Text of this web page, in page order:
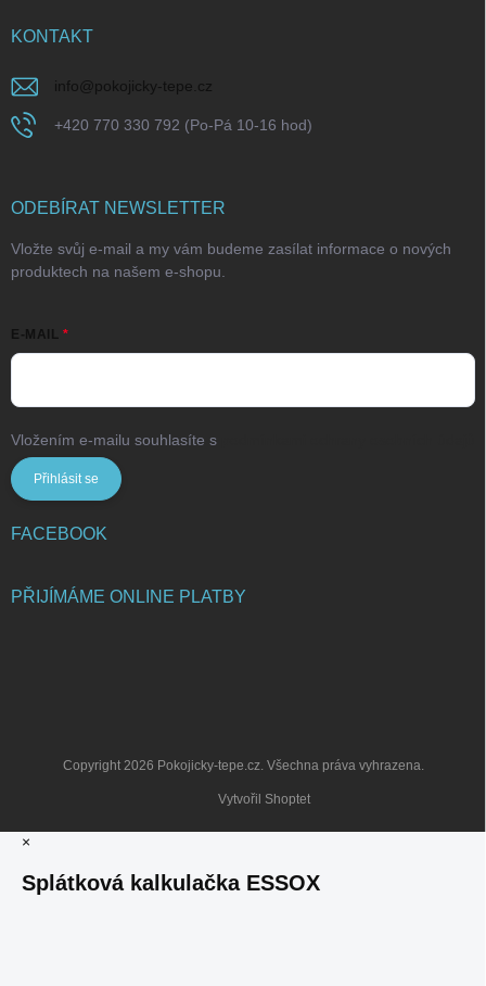
KONTAKT
info @pokojicky-tepe.cz
+420 770 330 792 (Po-Pá 10-16 hod)
ODEBÍRAT NEWSLETTER
Vložte svůj e-mail a my vám budeme zasílat informace o nových
produktech na našem e-shopu.
E-MAIL
Vložením e-mailu souhlasíte s
Přihlásit se
FACEBOOK
PŘIJÍMÁME ONLINE PLATBY
Vytvořil Shoptet
Copyright 2026 Pokojicky-tepe.cz. Všechna práva vyhrazena.
×
Splátková kalkulačka ESSOX